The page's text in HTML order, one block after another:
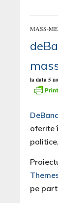
MASS-
la data 5
oferite
pe